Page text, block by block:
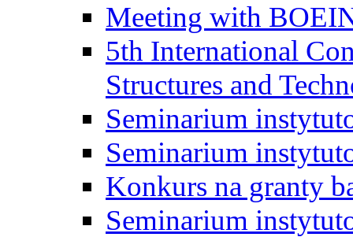
Meeting with
5th International
Structures and
Seminarium
Seminarium
Konkurs na granty
Seminarium